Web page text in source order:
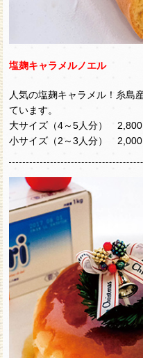
塩麹キャラメルノエル
人気の塩麹キャラメル！糸島
ています。
大サイズ（4～5人分） 2,800
小サイズ（2～3人分） 2,000